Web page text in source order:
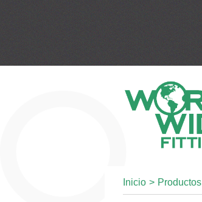
Inicio > Productos